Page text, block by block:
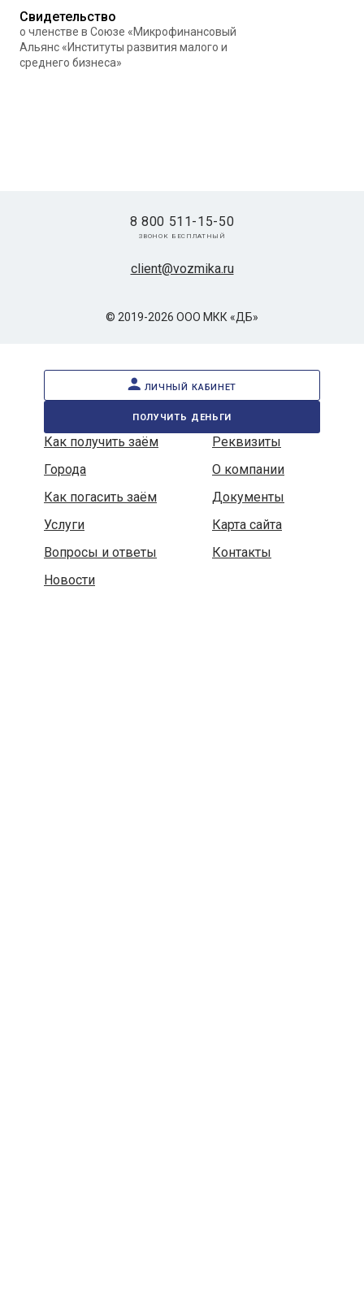
Свидетельство
о членстве в Союзе «Микрофинансовый
Альянс «Институты развития малого и
среднего бизнеса»
© 2019-2026 ООО МКК «ДБ»
client@vozmika.ru
8 800 511-15-50
звонок бесплатный
личный кабинет
получить деньги
Как получить заём
Реквизиты
Города
О компании
Как погасить заём
Документы
Услуги
Карта сайта
Вопросы и ответы
Контакты
Новости